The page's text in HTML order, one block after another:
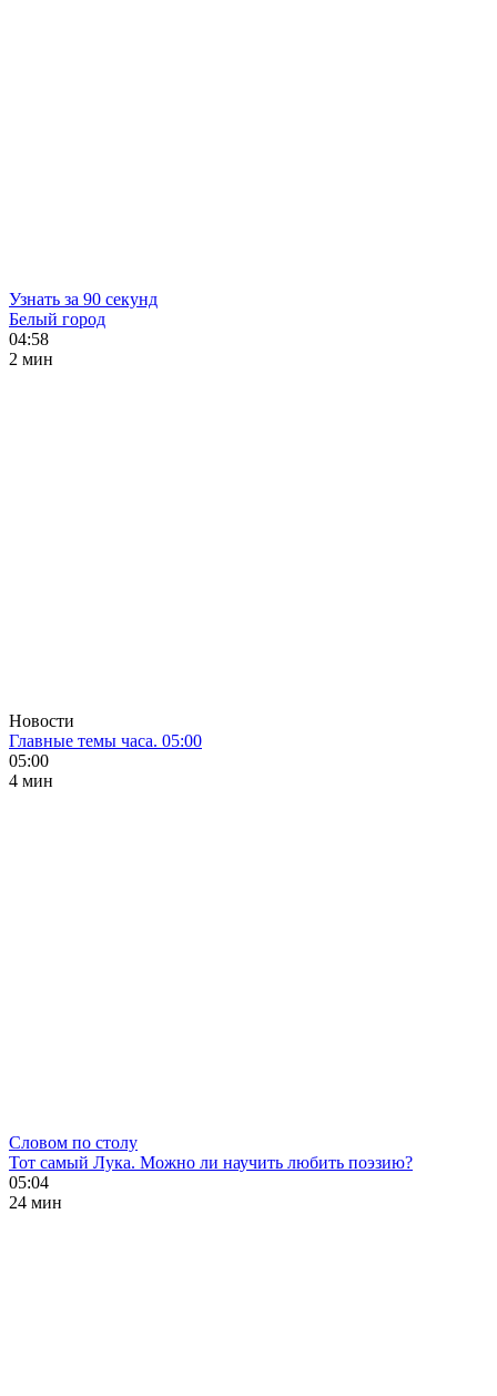
Узнать за 90 секунд
Белый город
04:58
2 мин
Новости
Главные темы часа. 05:00
05:00
4 мин
Словом по столу
Тот самый Лука. Можно ли научить любить поэзию?
05:04
24 мин